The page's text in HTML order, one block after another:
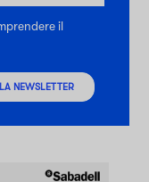
il
NEWSLETTER